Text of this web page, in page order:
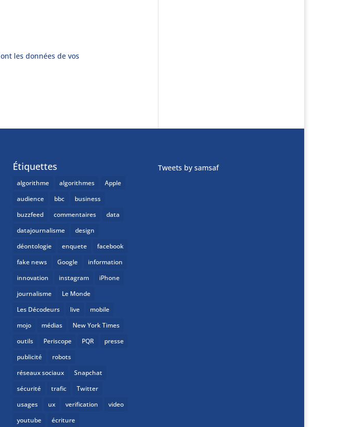
les données de vos
Étiquettes
algorithme algorithmes
Apple
audience
bbc
business
buzzfeed
commentaires
data
datajournalisme
design
déontologie
enquete
facebook
fake news
Google
information
innovation
instagram
iPhone
journalisme
Le Monde
Les Décodeurs
live
mobile
mojo
médias
New York Times
outils
Periscope PQR
presse
publicité
robots
réseaux sociaux
Snapchat
sécurité
trafic
Twitter
usages
ux verification
video
youtube
écriture
Tweets by samsaf